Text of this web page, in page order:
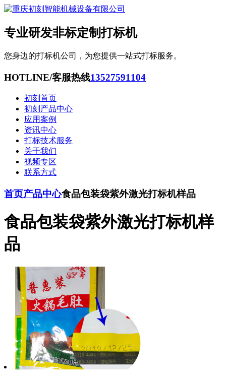
专业研发非标定制打标机
您身边的打标机公司，为您提供一站式打标服务。
HOTLINE/客服热线13527591104
初刻首页
初刻产品中心
应用案例
资讯中心
打标技术服务
关于我们
视频专区
联系方式
首页产品中心食品包装袋紫外激光打标机样品
食品包装袋紫外激光打标机样
品